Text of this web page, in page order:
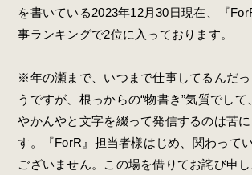
を書いている2023年12月30日現在、『
事ランキングで2位に入っております。
※年の瀬まで、いつまで仕事してるんだ
うですが、根っからの“物書き”気質でして
やかんやと文字を綴って発信するのは苦
す。『ForR』担当者様はじめ、関わって
ございません。この場を借りてお詫び申し